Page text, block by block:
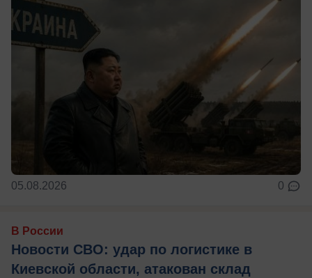
05.08.2026 0
В России
Новости СВО: удар по логистике в
Киевской области, атакован склад